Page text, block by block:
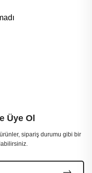
Üye Ol
sipariş durumu gibi bir